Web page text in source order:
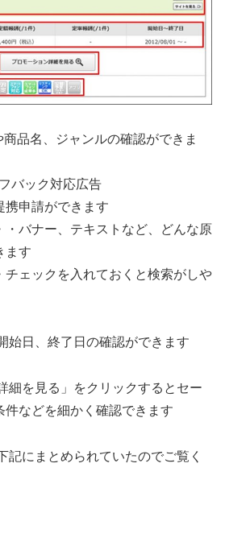
商品名、ジャンルの確認ができま
バック対応広告
携申請ができます
・バナー、テキストなど、どんな原
ます
チェックを入れておくと検索がしや
始日、終了日の確認ができます
細を見る」をクリックするとセー
件などを細かく確認できます
記にまとめられていたのでご覧く